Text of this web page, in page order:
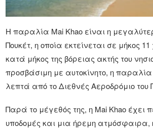
Η παραλία Mai Khao είναι η
Πουκέτ, η οποία εκτείνεται σε μήκος
κατά μήκος της βόρειας ακτής του
προσβάσιμη με αυτοκίνητο, η
λεπτά από το Διεθνές Αεροδρόμιο του
Παρά το μέγεθός της, η Mai Khao έχει
υποδομές και μια ήρεμη ατμόσφαιρα,